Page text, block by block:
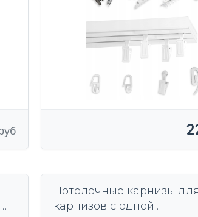
Потолочные карнизы для
карнизов с одной